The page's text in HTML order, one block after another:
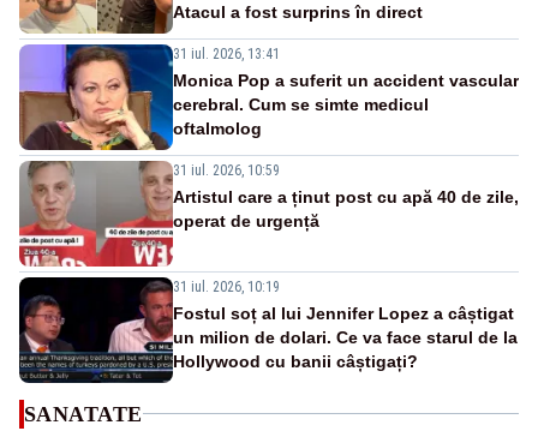
Atacul a fost surprins în direct
31 iul. 2026, 13:41
Monica Pop a suferit un accident vascular
cerebral. Cum se simte medicul
oftalmolog
31 iul. 2026, 10:59
Artistul care a ținut post cu apă 40 de zile,
operat de urgență
31 iul. 2026, 10:19
Fostul soț al lui Jennifer Lopez a câștigat
un milion de dolari. Ce va face starul de la
Hollywood cu banii câștigați?
SANATATE